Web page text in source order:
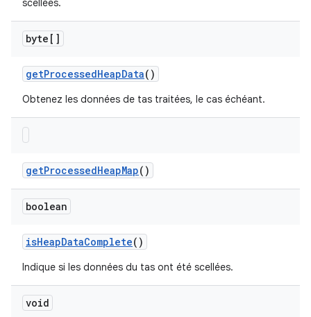
scellées.
byte[]
getProcessedHeapData()
Obtenez les données de tas traitées, le cas échéant.
getProcessedHeapMap()
boolean
isHeapDataComplete()
Indique si les données du tas ont été scellées.
void